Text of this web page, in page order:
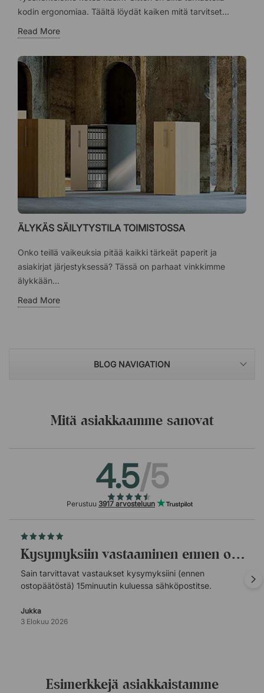
kodin ergonomiaa. Täältä löydät kaiken mitä tarvitset...
Read More
ÄLYKÄS SÄILYTYSTILA TOIMISTOSSA
Onko teillä vaikeuksia pitää kaikki tärkeät paperit ja
asiakirjat järjestyksessä? Tässä on parhaat vinkkimme
älykkään...
Read More
BLOG NAVIGATION
Mitä asiakkaamme sanovat
4.5/5
Perustuu 3917 arvosteluun
Kysymyksiin vastaaminen ennen ostopäätöstä.
Sain tarvittavat vastaukset kysymyksiini (ennen
ostopäätöstä) 15minuutin kuluessa sähköpostitse.
Jukka
3 Elokuu 2026
Esimerkkejä asiakkaistamme